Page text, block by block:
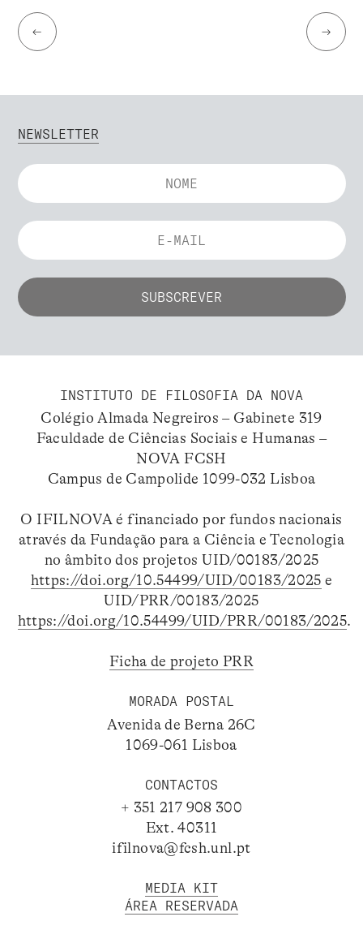
← →
NEWSLETTER
INSTITUTO DE FILOSOFIA DA NOVA
Colégio Almada Negreiros – Gabinete 319
Faculdade de Ciências Sociais e Humanas –
NOVA FCSH
Campus de Campolide 1099-032 Lisboa
O IFILNOVA é financiado por fundos nacionais
através da Fundação para a Ciência e Tecnologia
no âmbito dos projetos UID/00183/2025
https://doi.org/10.54499/UID/00183/2025 e
UID/PRR/00183/2025
https://doi.org/10.54499/UID/PRR/00183/2025.
Ficha de projeto PRR
MORADA POSTAL
Avenida de Berna 26C
1069-061 Lisboa
CONTACTOS
+ 351 217 908 300
Ext. 40311
ifilnova@fcsh.unl.pt
MEDIA KIT
ÁREA RESERVADA